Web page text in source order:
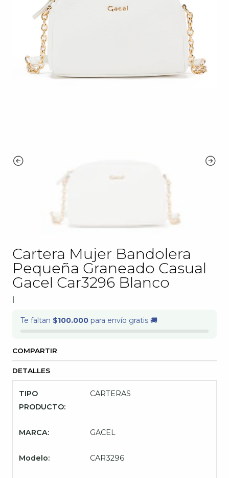
Cartera Mujer Bandolera
Pequeña Graneado Casual
Gacel Car3296 Blanco
|
Te faltan $100.000 para envío gratis 🚚
COMPARTIR
DETALLES
TIPO
PRODUCTO:
CARTERAS
MARCA: GACEL
Modelo: CAR3296